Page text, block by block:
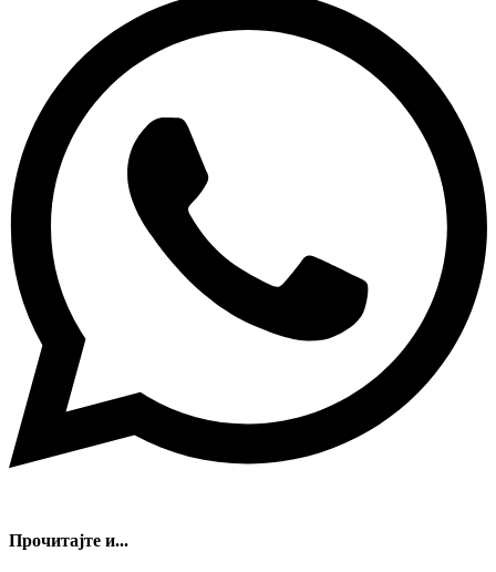
Прочитајте и...